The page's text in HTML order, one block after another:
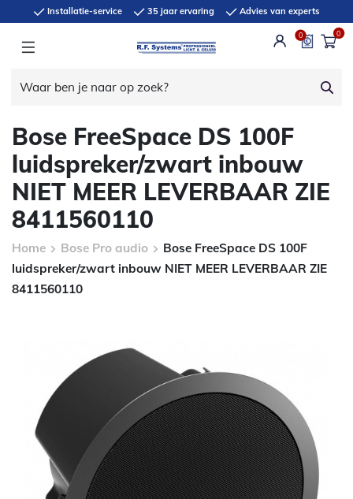
Installatie-service 35 jaar ervaring Advies van experts
0 0
Bose FreeSpace DS 100F
luidspreker/zwart inbouw
NIET MEER LEVERBAAR ZIE
8411560110
Home Bose Pro audio
Bose FreeSpace DS 100F
luidspreker/zwart inbouw NIET MEER LEVERBAAR ZIE
8411560110